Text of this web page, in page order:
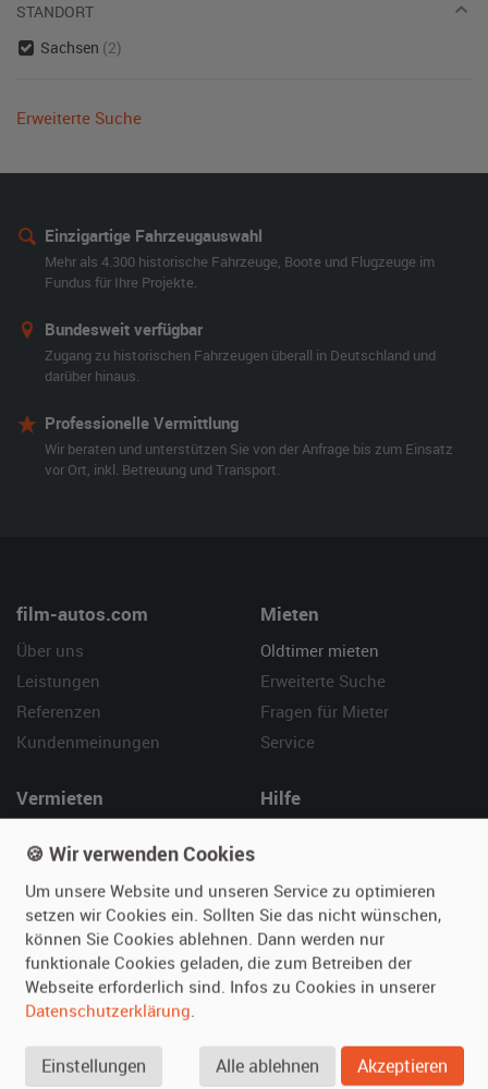
STANDORT
Sachsen (2)
Erweiterte Suche
Einzigartige Fahrzeugauswahl
Mehr als 4.300 historische Fahrzeuge, Boote und Flugzeuge im
Fundus für Ihre Projekte.
Bundesweit verfügbar
Zugang zu historischen Fahrzeugen überall in Deutschland und
darüber hinaus.
Professionelle Vermittlung
Wir beraten und unterstützen Sie von der Anfrage bis zum Einsatz
vor Ort, inkl. Betreuung und Transport.
film-autos.com
Über uns
Leistungen
Referenzen
Kundenmeinungen
Mieten
Oldtimer mieten
Erweiterte Suche
Fragen für Mieter
Service
Vermieten
Fotos senden
Fragen für Vermieter
Inserat verwalten
Hilfe
Kontakt
SPECIAL
Berühmte Filmautos –
🍪 Wir verwenden Cookies
Um unsere Website und unseren Service zu optimieren
setzen wir Cookies ein. Sollten Sie das nicht wünschen,
können Sie Cookies ablehnen. Dann werden nur
funktionale Cookies geladen, die zum Betreiben der
Webseite erforderlich sind. Infos zu Cookies in unserer
Datenschutzerklärung.
Einstellungen Alle ablehnen Akzeptieren